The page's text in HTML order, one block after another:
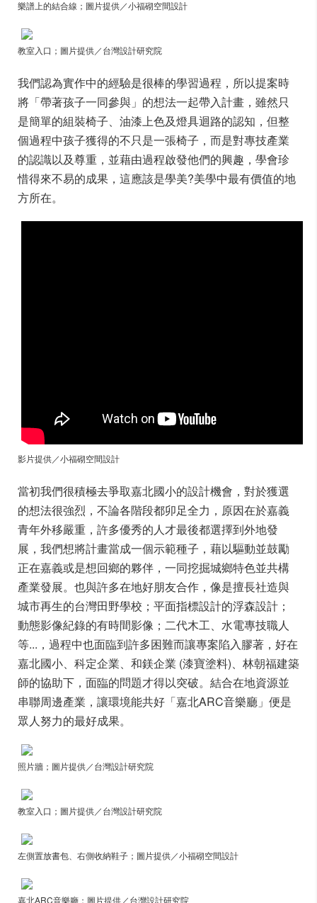
樂譜上的結合線；圖片提供／小福砌空間設計
教室入口；圖片提供／台灣設計研究院
我們認為實作中的經驗是很棒的學習過程，所以提案時
將「帶著孩子一同參與」的想法一起帶入計畫，雖然只
是簡單的組裝椅子、油漆上色及燈具迴路的認知，但整
個過程中孩子獲得的不只是一張椅子，而是對專技產業
的認識以及尊重，並藉由過程啟發他們的興趣，學會珍
惜得來不易的成果，這應該是學美?美學中最有價值的地
方所在。
影片提供／小福砌空間設計
當初我們很積極去爭取嘉北國小的設計機會，對於獲選
的想法很強烈，不論各階段都卯足全力，原因在於嘉義
青年外移嚴重，許多優秀的人才最後都選擇到外地發
展，我們想將計畫當成一個示範種子，藉以驅動並鼓勵
正在嘉義或是想回鄉的夥伴，一同挖掘城鄉特色並共構
產業發展。也與許多在地好朋友合作，像是擅長社造與
城市再生的台灣田野學校；平面指標設計的浮森設計；
動態影像紀錄的有時間影像；二代木工、水電專技職人
等...，過程中也面臨到許多困難而讓專案陷入膠著，好在
嘉北國小、科定企業、和鎂企業 (漆寶塗料)、林朝福建築
師的協助下，面臨的問題才得以突破。結合在地資源並
串聯周邊產業，讓環境能共好「嘉北ARC音樂廳」便是
眾人努力的最好成果。
照片牆；圖片提供／台灣設計研究院
教室入口；圖片提供／台灣設計研究院
左側置放書包、右側收納鞋子；圖片提供／小福砌空間設計
嘉北ARC音樂廳；圖片提供／台灣設計研究院